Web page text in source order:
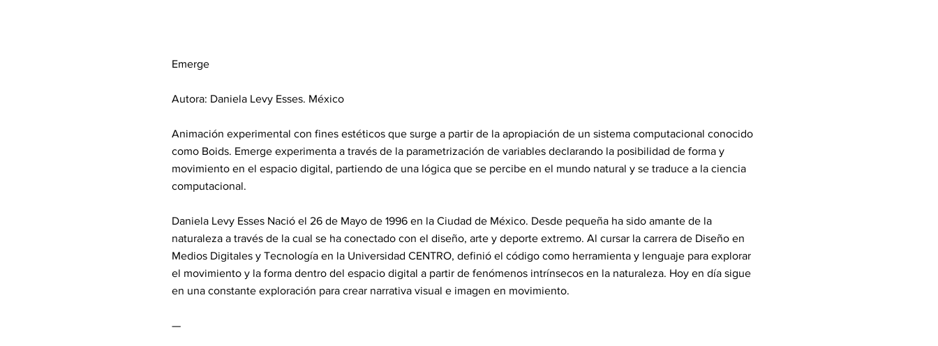
Emerge
Autora: Daniela Levy Esses. México
Animación experimental con fines estéticos que surge a partir de la apropiación de un sistema computacional conocido
como Boids. Emerge experimenta a través de la parametrización de variables declarando la posibilidad de forma y
movimiento en el espacio digital, partiendo de una lógica que se percibe en el mundo natural y se traduce a la ciencia
computacional.
Daniela Levy Esses Nació el 26 de Mayo de 1996 en la Ciudad de México. Desde pequeña ha sido amante de la
naturaleza a través de la cual se ha conectado con el diseño, arte y deporte extremo. Al cursar la carrera de Diseño en
Medios Digitales y Tecnología en la Universidad CENTRO, definió el código como herramienta y lenguaje para explorar
el movimiento y la forma dentro del espacio digital a partir de fenómenos intrínsecos en la naturaleza. Hoy en día sigue
en una constante exploración para crear narrativa visual e imagen en movimiento.
—